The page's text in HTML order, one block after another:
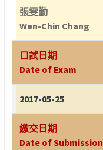
張雯勤
Wen-Chin Chang
口試日期
Date of Exam
2017-05-25
繳交日期
Date of Submission